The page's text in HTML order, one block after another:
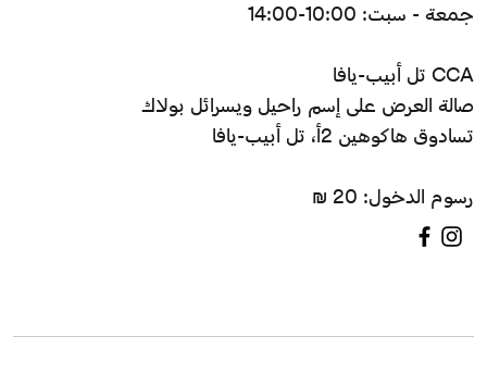
جمعة - سبت: 10:00-14:00
CCA تل أبيب-يافا
صالة العرض على إسم راحيل ويسرائل بولاك
تسادوق هاكوهين 2أ، تل أبيب-يافا
رسوم الدخول: 20 ₪